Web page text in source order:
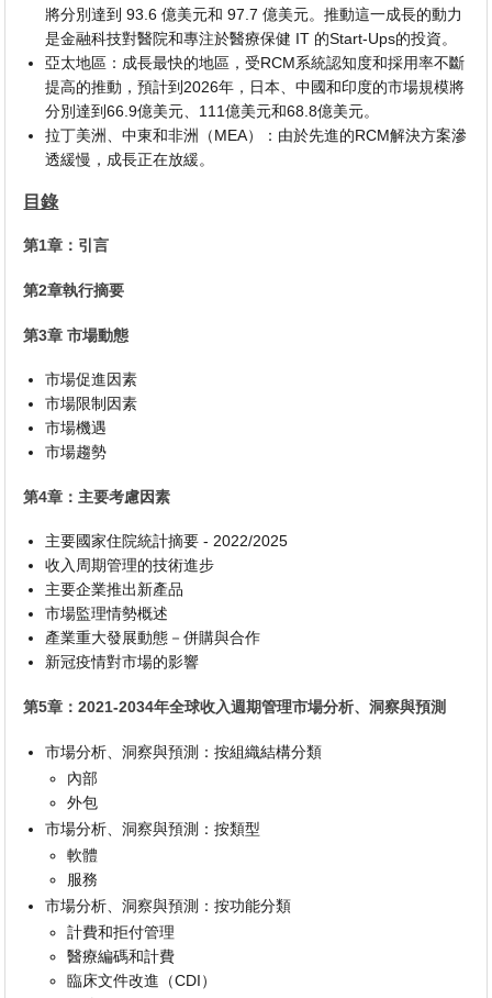
將分別達到 93.6 億美元和 97.7 億美元。推動這一成長的動力
是金融科技對醫院和專注於醫療保健 IT 的Start-Ups的投資。
亞太地區：成長最快的地區，受RCM系統認知度和採用率不斷
提高的推動，預計到2026年，日本、中國和印度的市場規模將
分別達到66.9億美元、111億美元和68.8億美元。
拉丁美洲、中東和非洲（MEA）：由於先進的RCM解決方案滲
透緩慢，成長正在放緩。
目錄
第1章：引言
第2章執行摘要
第3章 市場動態
市場促進因素
市場限制因素
市場機遇
市場趨勢
第4章：主要考慮因素
主要國家住院統計摘要 - 2022/2025
收入周期管理的技術進步
主要企業推出新產品
市場監理情勢概述
產業重大發展動態－併購與合作
新冠疫情對市場的影響
第5章：2021-2034年全球收入週期管理市場分析、洞察與預測
市場分析、洞察與預測：按組織結構分類
內部
外包
市場分析、洞察與預測：按類型
軟體
服務
市場分析、洞察與預測：按功能分類
計費和拒付管理
醫療編碼和計費
臨床文件改進（CDI）